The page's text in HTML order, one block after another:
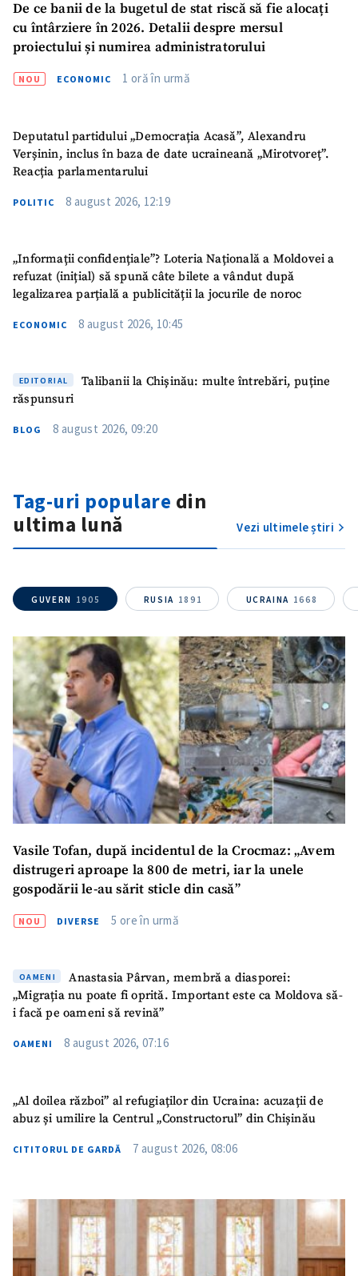
SUSȚINE
De ce banii de la bugetul de stat riscă să fie alocați
cu întârziere în 2026. Detalii despre mersul
proiectului și numirea administratorului
NOU ECONOMIC 1 oră în urmă
Deputatul partidului „Democrația Acasă”, Alexandru
Verșinin, inclus în baza de date ucraineană „Mirotvoreț”.
Reacția parlamentarului
POLITIC 8 august 2026, 12:19
„Informații confidențiale”? Loteria Națională a Moldovei a
refuzat (inițial) să spună câte bilete a vândut după
legalizarea parțială a publicității la jocurile de noroc
ECONOMIC 8 august 2026, 10:45
EDITORIAL
Talibanii la Chișinău: multe întrebări, puține
răspunsuri
BLOG 8 august 2026, 09:20
Tag-uri populare din
ultima lună
Vezi ultimele știri
GUVERN 1905 RUSIA 1891 UCRAINA 1668
Vasile Tofan, după incidentul de la Crocmaz: „Avem
distrugeri aproape la 800 de metri, iar la unele
gospodării le-au sărit sticle din casă”
NOU DIVERSE 5 ore în urmă
OAMENI
Anastasia Pârvan, membră a diasporei:
„Migrația nu poate fi oprită. Important este ca Moldova să-
i facă pe oameni să revină”
OAMENI 8 august 2026, 07:16
„Al doilea război” al refugiaților din Ucraina: acuzații de
abuz și umilire la Centrul „Constructorul” din Chișinău
CITITORUL DE GARDĂ 7 august 2026, 08:06
ȘTIREA MEA
Titlu știre
+ Adaugă titlu
Fotografie
+ Încarcă imagine
Link media
+ Link media
CONTACT SURSĂ
Telefon
+ Telefon personal
Am citit și sunt de
acord cupolitica de
confidențialitate.
TRIMITE ȘTIREA